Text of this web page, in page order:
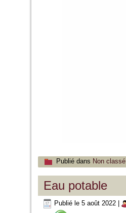
Publié dans Non classé
Eau potable
Publié le 5 août 2022